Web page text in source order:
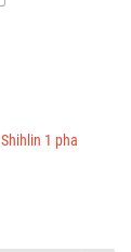
Shihlin 1 pha